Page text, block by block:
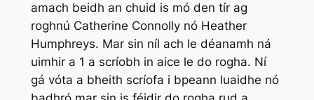
amach beidh an chuid is mó den tír ag
roghnú Catherine Connolly nó Heather
Humphreys. Mar sin níl ach le déanamh ná
uimhir a 1 a scríobh in aice le do rogha. Ní
gá vóta a bheith scríofa i bpeann luaidhe nó